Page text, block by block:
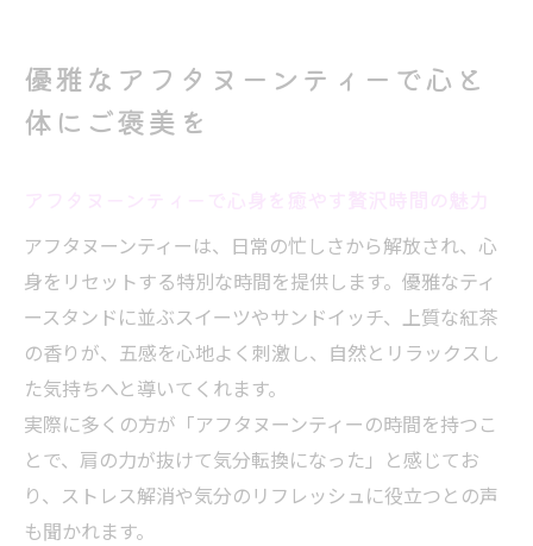
自分へのご褒美に選びたいアフタヌーンテ
ィーの楽しみ方
アフタヌーンティーで非日常を感じるリラ
アフタヌーンティーとマッサージの上手な
組み合わせ方
リラクゼーショングッズで叶える自宅アフ
タヌーンティー
アフタヌーンティーとマッサージ機のおす
すめ活用法
癒やし時間を深めるアフタヌーンティーの
工夫
優雅なアフタヌーンティーで心と
体にご褒美を
アフタヌーンティーは、日常の忙しさから解放され、心
身をリセットする特別な時間を提供します。優雅なティ
ースタンドに並ぶスイーツやサンドイッチ、上質な紅茶
の香りが、五感を心地よく刺激し、自然とリラックスし
た気持ちへと導いてくれます。
実際に多くの方が「アフタヌーンティーの時間を持つこ
とで、肩の力が抜けて気分転換になった」と感じてお
り、ストレス解消や気分のリフレッシュに役立つとの声
も聞かれます。